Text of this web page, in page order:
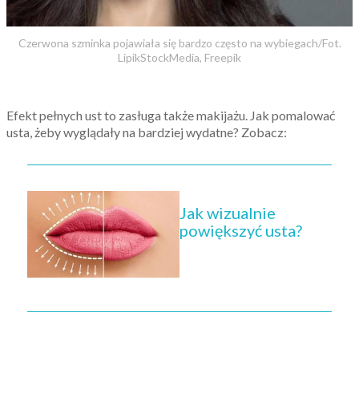
Czerwona szminka pojawiała się bardzo często na wybiegach/Fot.
LipikStockMedia, Freepik
Efekt pełnych ust to zasługa także makijażu. Jak pomalować
usta, żeby wyglądały na bardziej wydatne? Zobacz:
Jak wizualnie
powiększyć usta?